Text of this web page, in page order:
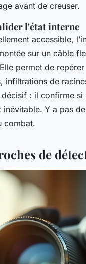
avant de creuser.
l'état interne
accessible,
sur un câble
permet de
infiltrations de
: il confirme
Y a pas
combat.
de